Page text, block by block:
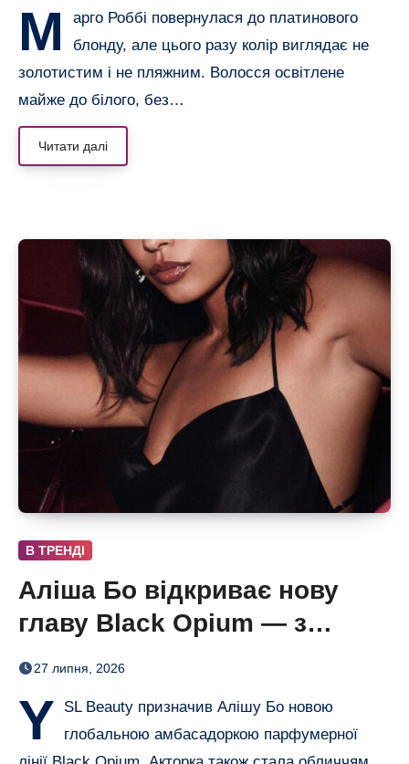
М
арго Роббі повернулася до платинового
блонду, але цього разу колір виглядає не
золотистим і не пляжним. Волосся освітлене
майже до білого, без…
Читати далі
В ТРЕНДІ
Аліша Бо відкриває нову
главу Black Opium — з
ароматом полуниці, кави й
27 липня, 2026
Y
SL Beauty призначив Алішу Бо новою
глобальною амбасадоркою парфумерної